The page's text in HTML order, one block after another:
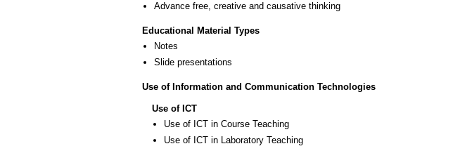
Advance free, creative and causative thinking
Educational Material Types
Notes
Slide presentations
Use of Information and Communication Technologies
Use of ICT
Use of ICT in Course Teaching
Use of ICT in Laboratory Teaching